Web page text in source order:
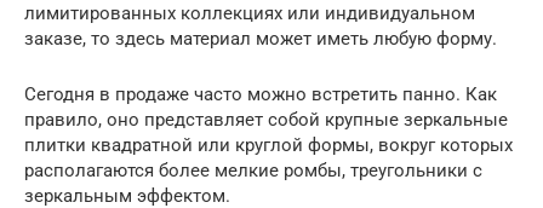
лимитированных коллекциях или индивидуальном
заказе, то здесь материал может иметь любую форму.
Сегодня в продаже часто можно встретить панно. Как
правило, оно представляет собой крупные зеркальные
плитки квадратной или круглой формы, вокруг которых
располагаются более мелкие ромбы, треугольники с
зеркальным эффектом.